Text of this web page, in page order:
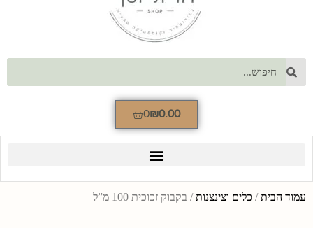
₪0.00
0
עמוד הבית/ כלים וצינצנות/ בקבוק זכוכית 100 מ”ל